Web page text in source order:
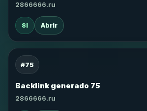
2866666.ru
SI Abrir
#75
Backlink generado 75
2866666.ru